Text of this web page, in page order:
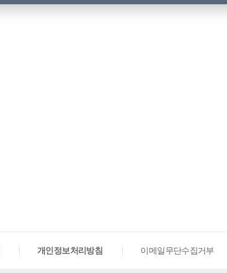
개인정보처리방침 이메일무단수집거부